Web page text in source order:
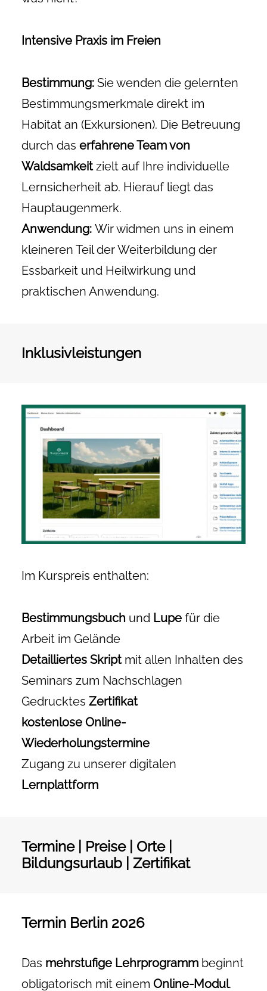
Intensive Praxis im Freien
Bestimmung: Sie wenden die gelernten
Bestimmungsmerkmale direkt im
Habitat an (Exkursionen). Die Betreuung
durch das erfahrene Team von
Waldsamkeitzielt auf Ihre individuelle
Lernsicherheit ab. Hierauf liegt das
Hauptaugenmerk.
Anwendung: Wir widmen uns in einem
kleineren Teil der Weiterbildung der
Essbarkeit und Heilwirkung und
praktischen Anwendung.
Inklusivleistungen
Im Kurspreis enthalten:
Bestimmungsbuch und Lupe für die
Arbeit im Gelände
Detailliertes Skriptmit allen Inhalten des
Seminars zum Nachschlagen
Gedrucktes Zertifikat
kostenlose Online-
Wiederholungstermine
Zugang zu unserer digitalen
Lernplattform
Termine | Preise | Orte |
Bildungsurlaub | Zertifikat
Termin Berlin 2026
Das mehrstufige Lehrprogramm beginnt
obligatorisch mit einem Online-Modul.